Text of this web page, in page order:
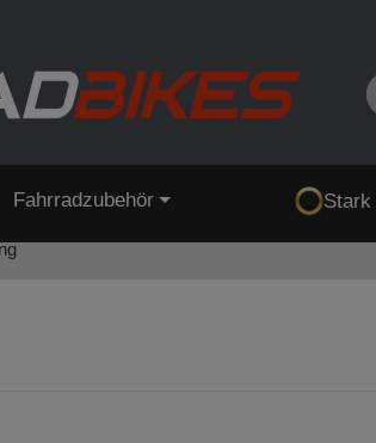
Fahrradzubehör Stark